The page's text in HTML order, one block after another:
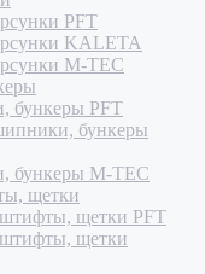
PFT
KALETA
M-TEC
бункеры PFT
бункеры
бункеры M-TEC
щетки
щетки PFT
щетки